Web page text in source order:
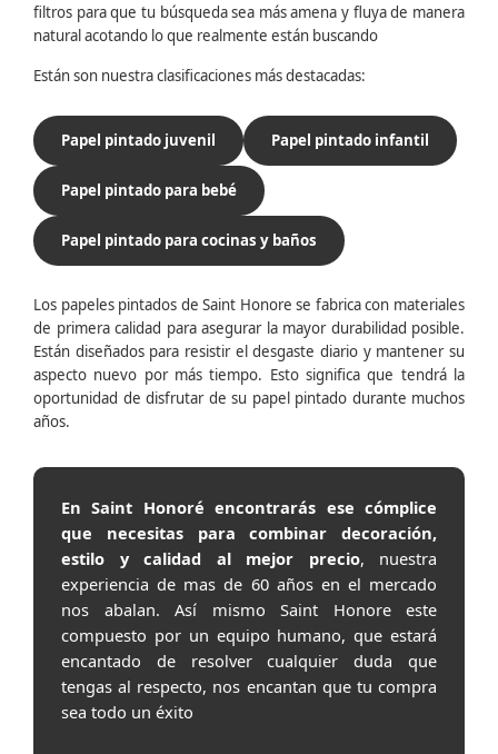
filtros para que tu búsqueda sea más amena y fluya de manera
natural acotando lo que realmente están buscando
Están son nuestra clasificaciones más destacadas:
Papel pintado juvenil Papel pintado infantil
Papel pintado para bebé
Papel pintado para cocinas y baños
Los papeles pintados de Saint Honore se fabrica con materiales
de primera calidad para asegurar la mayor durabilidad posible.
Están diseñados para resistir el desgaste diario y mantener su
aspecto nuevo por más tiempo. Esto significa que tendrá la
oportunidad de disfrutar de su papel pintado durante muchos
años.
En Saint Honoré encontrarás ese cómplice
que necesitas para combinar decoración,
estilo y calidad al mejor precio, nuestra
experiencia de mas de 60 años en el mercado
nos abalan. Así mismo Saint Honore este
compuesto por un equipo humano, que estará
encantado de resolver cualquier duda que
tengas al respecto, nos encantan que tu compra
sea todo un éxito